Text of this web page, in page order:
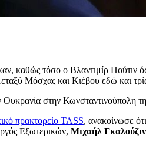
καθώς τόσο ο Βλαντιμίρ Πούτιν
Μόσχας και Κιέβου εδώ και
Ουκρανία στην Κωνσταντινούπολη
πρακτορείο TASS, ανακοίνωσε
Εξωτερικών, Μιχαήλ Γκαλούζιν